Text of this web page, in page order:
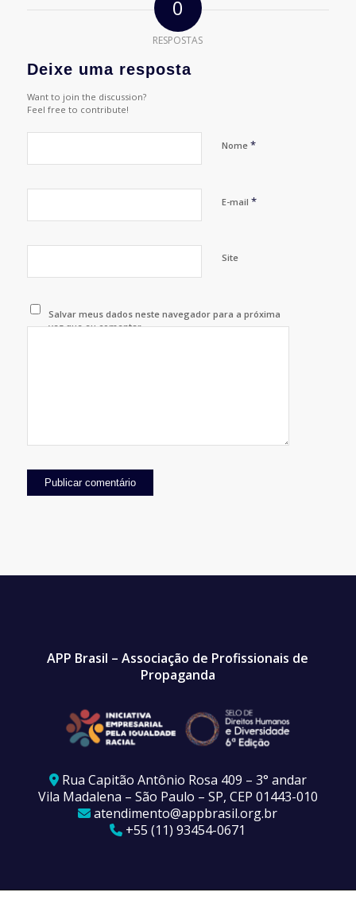
0
RESPOSTAS
Deixe uma resposta
Want to join the discussion?
Feel free to contribute!
Nome *
E-mail *
Site
Salvar meus dados neste navegador para a próxima
vez que eu comentar.
APP Brasil – Associação de Profissionais de
Propaganda
Rua Capitão Antônio Rosa 409 – 3° andar
Vila Madalena – São Paulo – SP, CEP 01443-010
atendimento@appbrasil.org.br
+55 (11) 93454-0671